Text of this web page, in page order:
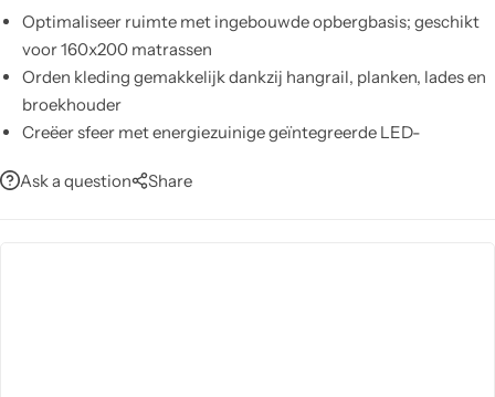
Optimaliseer ruimte met ingebouwde opbergbasis; geschikt
voor 160x200 matrassen
Orden kleding gemakkelijk dankzij hangrail, planken, lades en
broekhouder
Creëer sfeer met energiezuinige geïntegreerde LED-
Geniet van een zachte uitstraling door gebreid, fijn
Ask a question Share